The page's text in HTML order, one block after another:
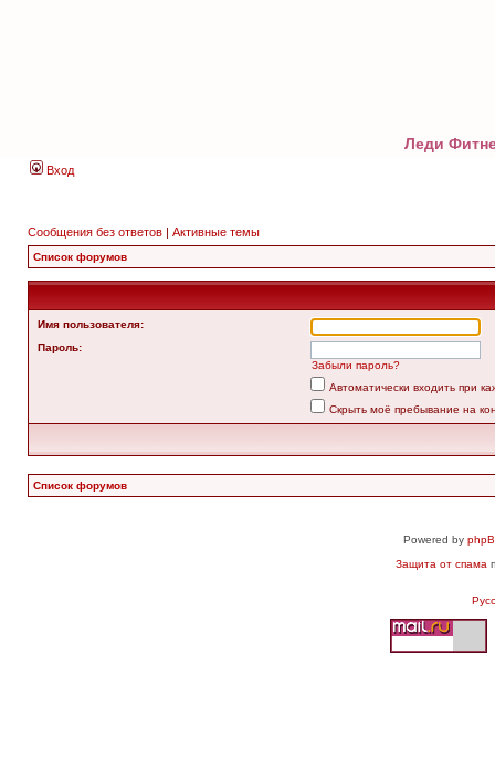
Леди
Вход
Сообщения без ответов | Активные темы
Список форумов
Имя пользователя:
Пароль:
Забыли пароль?
Автоматически входить при
Скрыть моё пребывание на
Список форумов
Powered by
Защита от спама